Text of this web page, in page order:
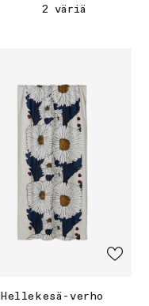
2 väriä
Hellekesä-verho